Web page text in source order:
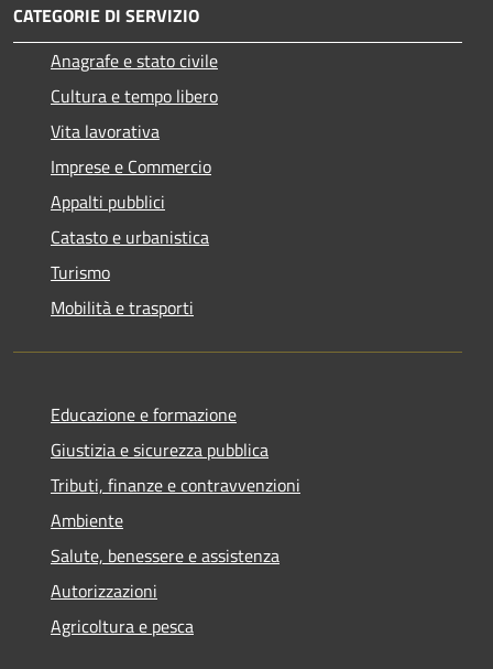
CATEGORIE DI SERVIZIO
Anagrafe e stato civile
Cultura e tempo libero
Vita lavorativa
Imprese e Commercio
Appalti pubblici
Catasto e urbanistica
Turismo
Mobilità e trasporti
Educazione e formazione
Giustizia e sicurezza pubblica
Tributi, finanze e contravvenzioni
Ambiente
Salute, benessere e assistenza
Autorizzazioni
Agricoltura e pesca